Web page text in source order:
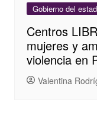
Gobierno del
Centros
mujeres y
violencia en
Valentina